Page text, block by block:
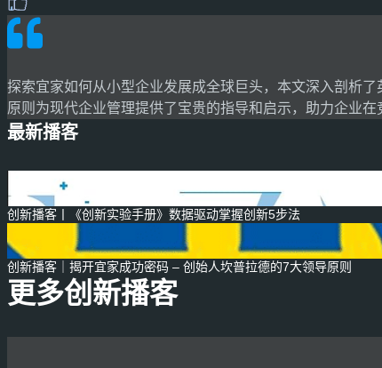
探索宜家如何从小型企业发展成全球巨头，本文深入剖析
原则为现代企业管理提供了宝贵的指导和启示，助力企业在
最新播客
创新播客丨《创新实验手册》数据驱动掌握创新5步法
创新播客｜揭开宜家成功密码 – 创始人坎普拉德的7大领导原则
更多创新播客